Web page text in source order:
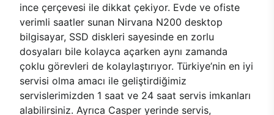
ince çerçevesi ile dikkat çekiyor. Evde ve ofiste
verimli saatler sunan Nirvana N200 desktop
bilgisayar, SSD diskleri sayesinde en zorlu
dosyaları bile kolayca açarken aynı zamanda
çoklu görevleri de kolaylaştırıyor. Türkiye’nin en iyi
servisi olma amacı ile geliştirdiğimiz
servislerimizden 1 saat ve 24 saat servis imkanları
alabilirsiniz. Ayrıca Casper yerinde servis,